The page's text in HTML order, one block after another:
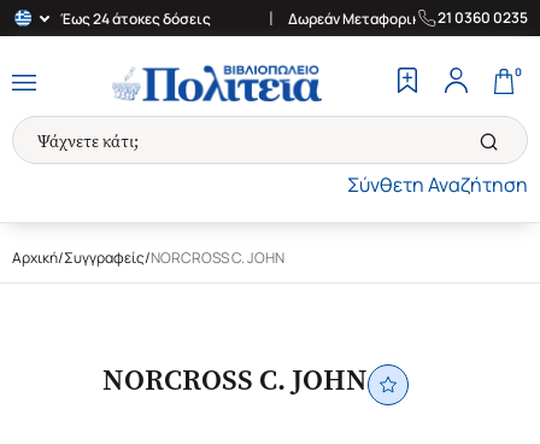
| Έως 24 άτοκες δόσεις Δωρεάν Μεταφορικά στην Ελλάδα για
21 0360 0235
Σύνθετη Αναζήτηση
0
Αρχική/Συγγραφείς/NORCROSS C. JOHN
NORCROSS C. JOHN